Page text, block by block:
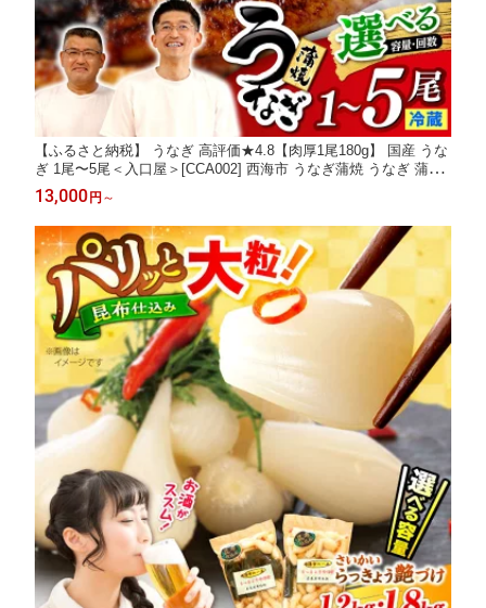
【ふるさと納税】 うなぎ 高評価★4.8【肉厚1尾180g】 国産 うな
ぎ 1尾〜5尾＜入口屋＞[CCA002] 西海市 うなぎ蒲焼 うなぎ 蒲焼
鰻 タレ付き 土用の丑の日 プレゼント 贈答 送料無料 うなぎ 土用
の丑の日 レビュー高評価 リピート多数 うなぎ 鰻
13,000 円 ～